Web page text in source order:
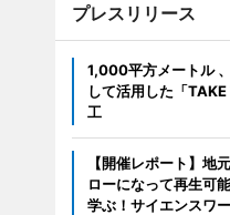
プレスリリース
1,000平方メートル
して活用した「
工
【開催レポート】地
ローになって再生可
学ぶ！サイエンスワ